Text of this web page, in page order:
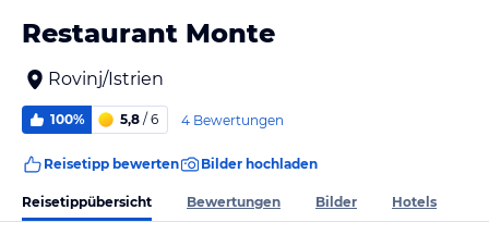
Restaurant Monte
Rovinj/Istrien
100% 5,8 / 6 4 Bewertungen
Reisetipp bewerten Bilder hochladen
Reisetippübersicht Bewertungen Bilder Hotels